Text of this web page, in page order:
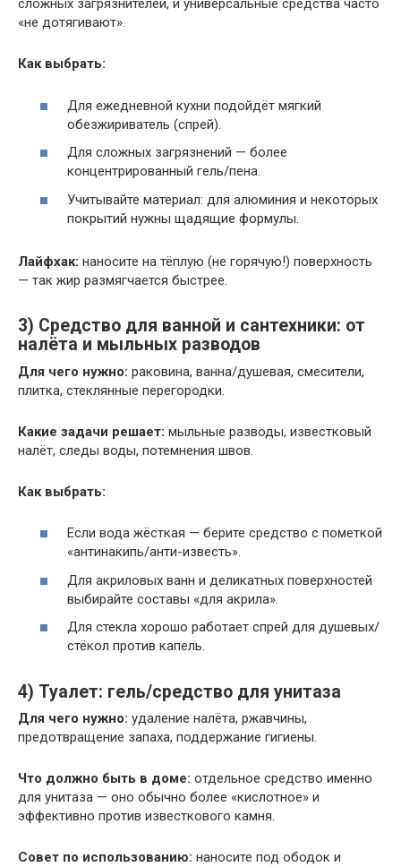
сложных загрязнителей, и универсальные средства часто
«не дотягивают».
Как выбрать:
Для ежедневной кухни подойдёт мягкий
обезжириватель (спрей).
Для сложных загрязнений — более
концентрированный гель/пена.
Учитывайте материал: для алюминия и некоторых
покрытий нужны щадящие формулы.
Лайфхак: наносите на тёплую (не горячую!) поверхность
— так жир размягчается быстрее.
3) Средство для ванной и сантехники: от
налёта и мыльных разводов
Для чего нужно: раковина, ванна/душевая, смесители,
плитка, стеклянные перегородки.
Какие задачи решает: мыльные разводы, известковый
налёт, следы воды, потемнения швов.
Как выбрать:
Если вода жёсткая — берите средство с пометкой
«антинакипь/анти-известь».
Для акриловых ванн и деликатных поверхностей
выбирайте составы «для акрила».
Для стекла хорошо работает спрей для душевых/
стёкол против капель.
4) Туалет: гель/средство для унитаза
Для чего нужно: удаление налёта, ржавчины,
предотвращение запаха, поддержание гигиены.
Что должно быть в доме: отдельное средство именно
для унитаза — оно обычно более «кислотное» и
эффективно против известкового камня.
Совет по использованию: наносите под ободок и